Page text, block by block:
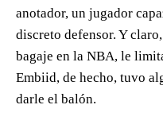
anotador, un jugador
discreto defensor. Y
bagaje en la NBA, le
Embiid, de hecho, tuvo
darle el balón.